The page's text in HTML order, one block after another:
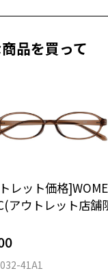
は初期の期間から
定期的な視
お選びのうえ、
めください。
交換券」はお選び
、
くと、実店舗で
ットレンズ）へ無
品を買って
レット価格
アウトレット店舗
41A1